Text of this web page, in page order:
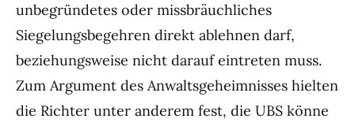
unbegründetes oder missbräuchliches
Siegelungsbegehren direkt ablehnen darf,
beziehungsweise nicht darauf eintreten muss.
Zum Argument des Anwaltsgeheimnisses hielten
die Richter unter anderem fest, die UBS könne